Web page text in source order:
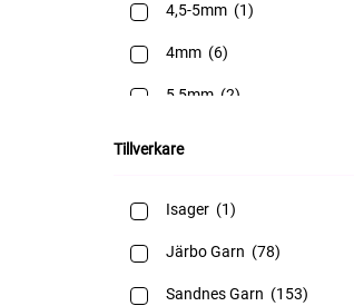
4,5-5mm (1)
4mm (6)
5,5mm (2)
Tillverkare
Isager (1)
Järbo Garn (78)
Sandnes Garn (153)